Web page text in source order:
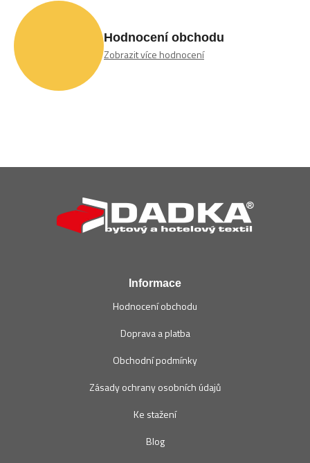
Hodnocení obchodu
Zobrazit více hodnocení
Informace
Hodnocení obchodu
Doprava a platba
Obchodní podmínky
Zásady ochrany osobních údajů
Ke stažení
Blog